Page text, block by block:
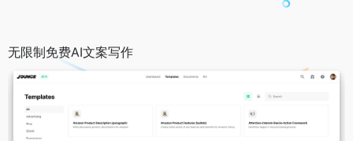
无限制免费AI文案写作